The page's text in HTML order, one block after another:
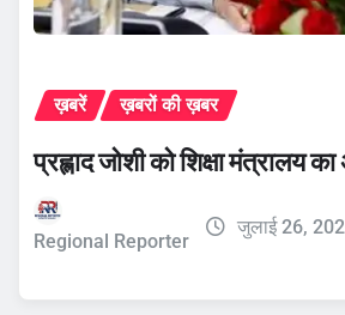
ख़बरें ख़बरों की ख़बर
प्रह्लाद जोशी को शिक्षा मंत्रालय
Regional Reporter
जुलाई 26,